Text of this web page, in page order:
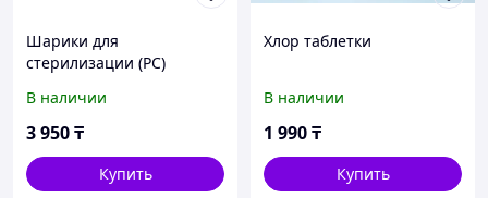
Шарики для
стерилизации (РС)
В наличии
3 950₸
Купить
Хлор таблетки
В наличии
1 990₸
Купить